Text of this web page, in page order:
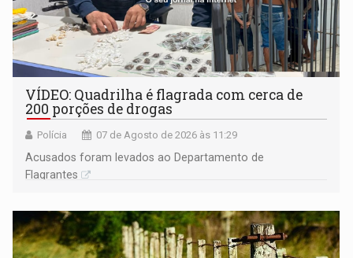
VÍDEO: Quadrilha é flagrada com cerca de
200 porções de drogas
Polícia 07 de Agosto de 2026 às 11:29
Acusados foram levados ao Departamento de
Flagrantes